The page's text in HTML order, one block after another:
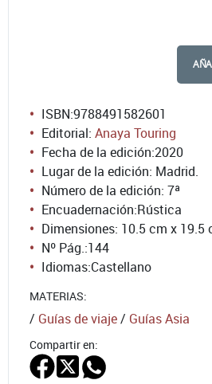
ISBN:9788491582601
Editorial: Anaya Touring
Fecha de la edición:2020
Lugar de la edición: Madrid.
Número de la edición: 7ª
Encuadernación:Rústica
Dimensiones: 10.5 cm x 19.5
Nº Pág.:144
Idiomas:Castellano
MATERIAS:
/ Guías de viaje/ Guías Asia
Compartir en: